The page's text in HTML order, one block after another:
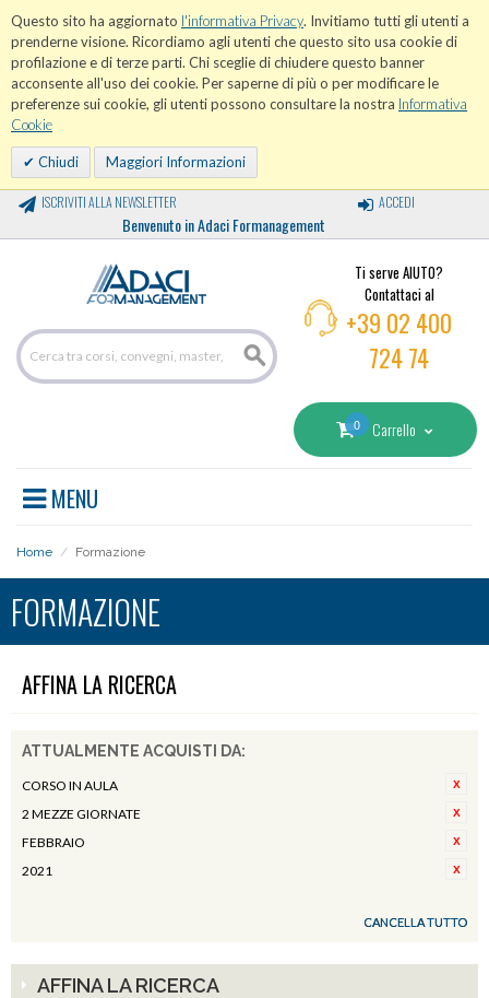
Questo sito ha aggiornato l'informativa Privacy. Invitiamo tutti gli utenti a
prenderne visione. Ricordiamo agli utenti che questo sito usa cookie di
profilazione e di terze parti. Chi sceglie di chiudere questo banner
acconsente all'uso dei cookie. Per saperne di più o per modificare le
preferenze sui cookie, gli utenti possono consultare la nostra Informativa
Cookie
Chiudi Maggiori Informazioni
ISCRIVITI ALLA NEWSLETTER
Benvenuto in Adaci Formanagement
ACCEDI
Ti serve AIUTO?
Contattaci al
+39 02 400
724 74
0 Carrello
MENU
Home / Formazione
FORMAZIONE
AFFINA LA RICERCA
ATTUALMENTE ACQUISTI DA:
CORSO IN AULA
2 MEZZE GIORNATE
FEBBRAIO
2021
CANCELLA TUTTO
AFFINA LA RICERCA